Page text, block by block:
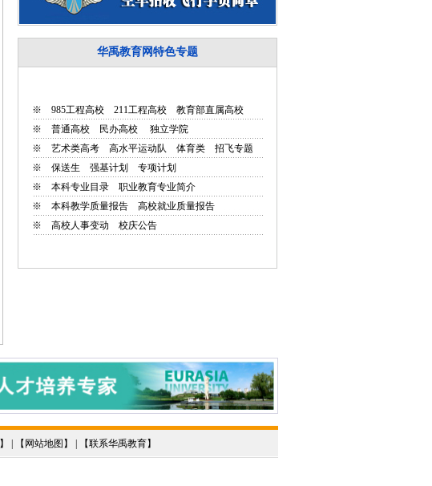
华禹教育网特色专题
※ 985工程高校 211工程高校
教育部直属高校
※ 普通高校 民办高校
独立学院
※ 艺术类高考 高水平运动队 体育类
招飞专题
※ 保送生 强基计划
专项计划
※ 本科专业目录
职业教育专业简介
※ 本科教学质量报告
高校就业质量报告
※ 高校人事变动 校庆公告
】 | 【 网站地图 】 | 【联系华禹教育】